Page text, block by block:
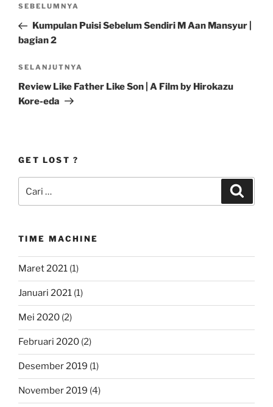
Pos
Sebelumnya
SEBELUMNYA
Kumpulan Puisi Sebelum Sendiri M Aan Mansyur |
bagian 2
Pos
Selanjutnya
SELANJUTNYA
Review Like Father Like Son | A Film by Hirokazu
Kore-eda
GET LOST ?
untuk:
TIME MACHINE
Maret 2021 (1)
Januari 2021 (1)
Mei 2020 (2)
Februari 2020 (2)
Desember 2019 (1)
November 2019 (4)